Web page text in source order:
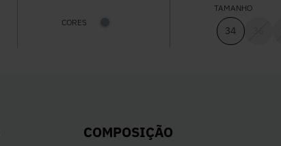
CORES
TAMANHO
34
COMPOSIÇÃO